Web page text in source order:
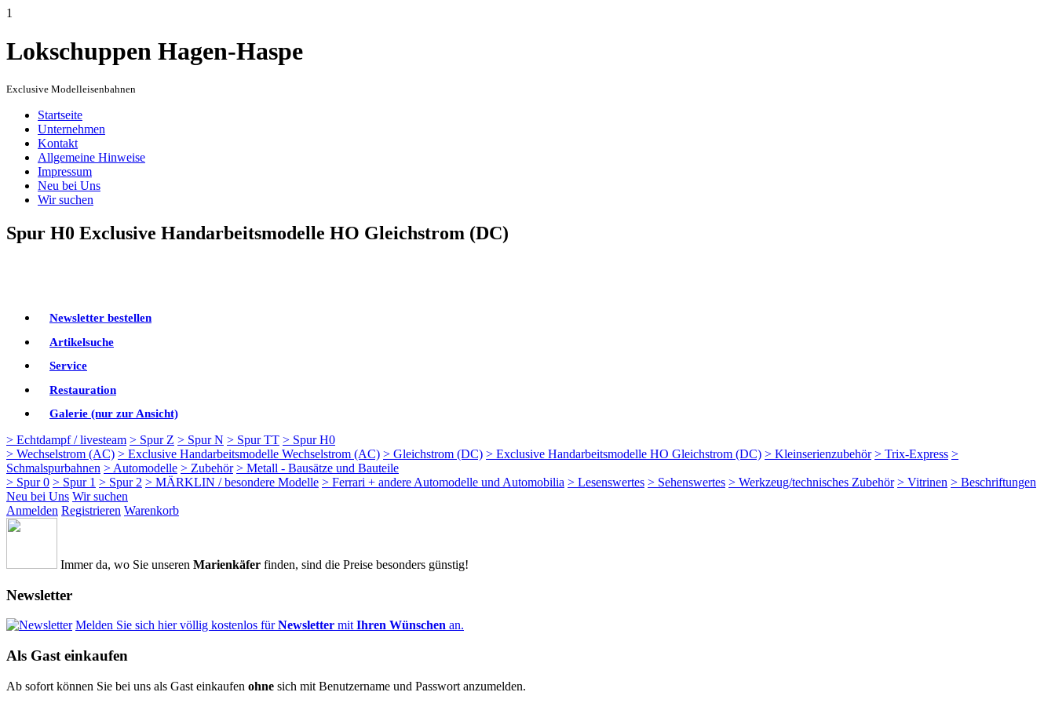
1
Lokschuppen Hagen-Haspe
Exclusive Modelleisenbahnen
Startseite
Unternehmen
Kontakt
Allgemeine Hinweise
Impressum
Neu bei Uns
Wir suchen
Spur H0 Exclusive Handarbeitsmodelle HO Gleichstrom (DC)
Newsletter bestellen
Artikelsuche
Service
Restauration
Galerie (nur zur Ansicht)
> Echtdampf / livesteam > Spur Z > Spur N > Spur TT > Spur H0
> Wechselstrom (AC) > Exclusive Handarbeitsmodelle Wechselstrom (AC) > Gleichstrom (DC) > Exclusive Handarbeitsmodelle HO Gleichstrom (DC) > Kleinserienzubehör > Trix-Express >
Schmalspurbahnen > Automodelle > Zubehör > Metall - Bausätze und Bauteile
> Spur 0 > Spur 1 > Spur 2 > MÄRKLIN / besondere Modelle > Ferrari + andere Automodelle und Automobilia > Lesenswertes > Sehenswertes > Werkzeug/technisches Zubehör > Vitrinen > Beschriftungen
Neu bei Uns Wir suchen
Anmelden Registrieren Warenkorb
Immer da, wo Sie unseren Marienkäfer finden, sind die Preise besonders günstig!
Newsletter
Melden Sie sich hier völlig kostenlos fürNewsletter mitIhren Wünschen an.
Als Gast einkaufen
Ab sofort können Sie bei uns als Gast einkaufen ohne sich mit Benutzername und Passwort anzumelden.